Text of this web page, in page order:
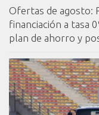
Ofertas de agosto:
financiación a tasa
plan de ahorro y